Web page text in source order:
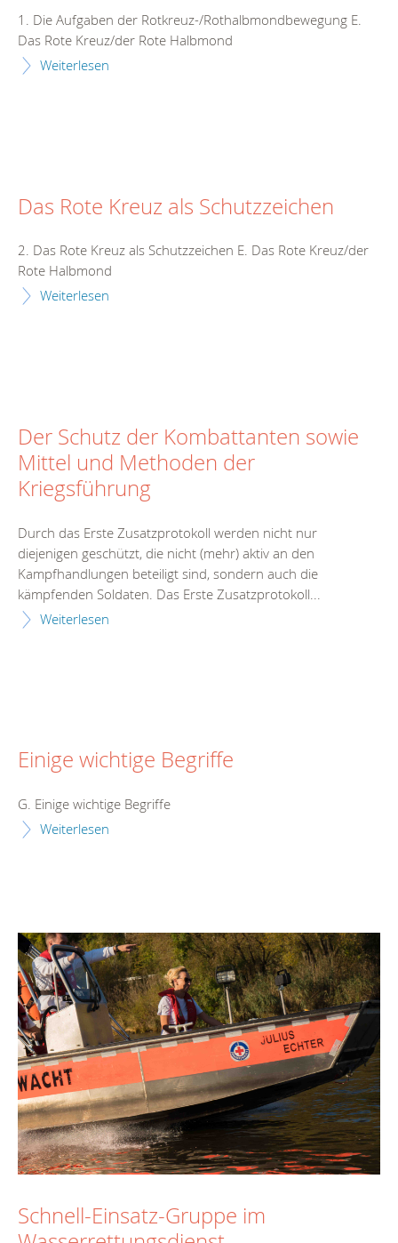
1. Die Aufgaben der Rotkreuz-/Rothalbmondbewegung E.
Das Rote Kreuz/der Rote Halbmond
Weiterlesen
Das Rote Kreuz als Schutzzeichen
2. Das Rote Kreuz als Schutzzeichen E. Das Rote Kreuz/der
Rote Halbmond
Weiterlesen
Der Schutz der Kombattanten sowie
Mittel und Methoden der
Kriegsführung
Durch das Erste Zusatzprotokoll werden nicht nur
diejenigen geschützt, die nicht (mehr) aktiv an den
Kampfhandlungen beteiligt sind, sondern auch die
kämpfenden Soldaten. Das Erste Zusatzprotokoll...
Weiterlesen
Einige wichtige Begriffe
G. Einige wichtige Begriffe
Weiterlesen
Schnell-Einsatz-Gruppe im